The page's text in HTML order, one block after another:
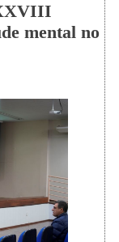
mental no